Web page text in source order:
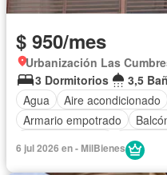
$ 950/mes
Urbanización Las
3 Dormitorios
3,5
Agua
Aire acondicionado
Armario empotrado
Garita
Seguridad
Vista
6 jul 2026 en - MilBienes